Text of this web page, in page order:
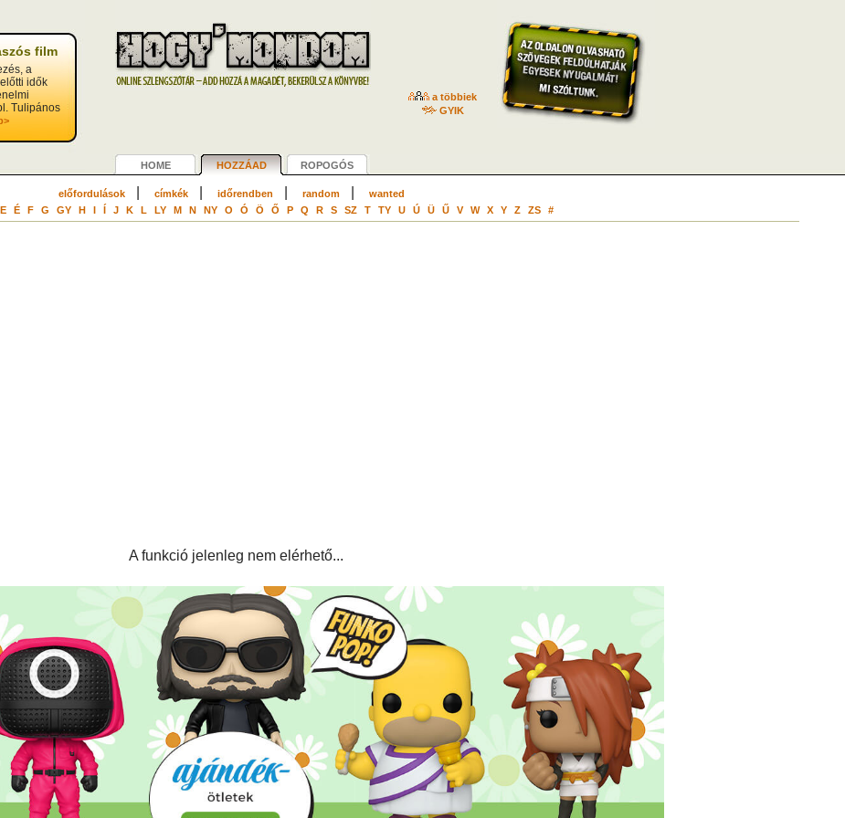
film
a
idők
Tulipános
a többiek
GYIK
HOME HOZZÁAD ROPOGÓS
előfordulások| címkék| időrendben random|
wanted
E É F G GY H I Í J K L LY M N NY O Ó Ö Ő P Q R S SZ T TY U Ú Ü Ű V W X Y Z ZS #
A funkció jelenleg nem elérhető...